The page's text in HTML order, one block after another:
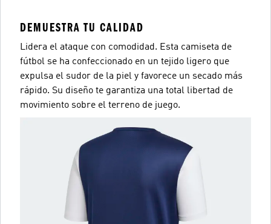
DEMUESTRA TU CALIDAD
Lidera el ataque con comodidad. Esta camiseta de
fútbol se ha confeccionado en un tejido ligero que
expulsa el sudor de la piel y favorece un secado más
rápido. Su diseño te garantiza una total libertad de
movimiento sobre el terreno de juego.